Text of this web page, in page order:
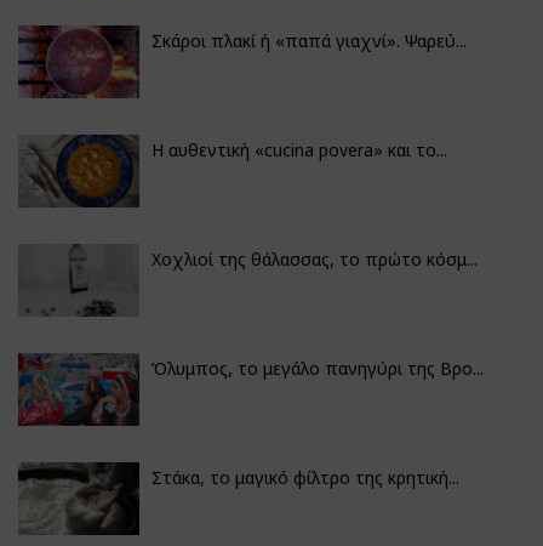
Σκάροι πλακί ή «παπά γιαχνί». Ψαρεύ...
Η αυθεντική «cucina povera» και το...
Χοχλιοί της θάλασσας, το πρώτο κόσμ...
Όλυμπος, το μεγάλο πανηγύρι της Βρο...
Στάκα, το μαγικό φίλτρο της κρητική...